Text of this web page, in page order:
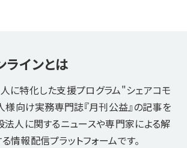
インとは
に特化した支援プログラム"シェアコモ
向け実務専門誌『月刊公益』の記事を
法人に関するニュースや専門家による解
情報配信プラットフォームです。